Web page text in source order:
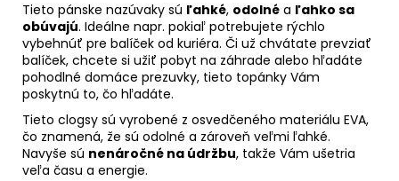
Tieto pánske nazúvaky sú ľahké, odolné a ľahko sa
obúvajú. Ideálne napr. pokiaľ potrebujete rýchlo
vybehnúť pre balíček od kuriéra. Či už chvátate prevziať
balíček, chcete si užiť pobyt na záhrade alebo hľadáte
pohodlné domáce prezuvky, tieto topánky Vám
poskytnú to, čo hľadáte.
Tieto clogsy sú vyrobené z osvedčeného materiálu EVA,
čo znamená, že sú odolné a zároveň veľmi ľahké.
Navyše sú nenáročné na údržbu, takže Vám ušetria
veľa času a energie.